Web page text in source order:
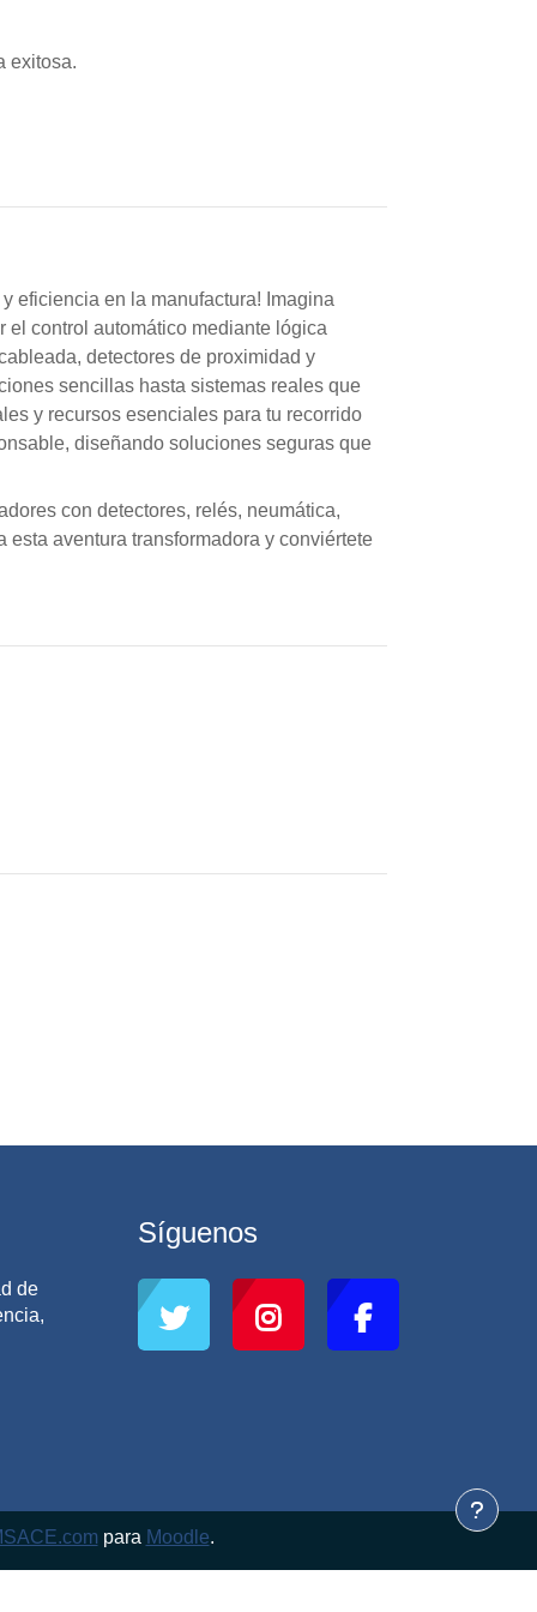
exitosa.
eficiencia en la manufactura! Imagina
control automático mediante lógica
detectores de proximidad y
sencillas hasta sistemas reales que
y recursos esenciales para tu recorrido
diseñando soluciones seguras que
con detectores, relés, neumática,
aventura transformadora y conviértete
de
Síguenos
para Moodle.